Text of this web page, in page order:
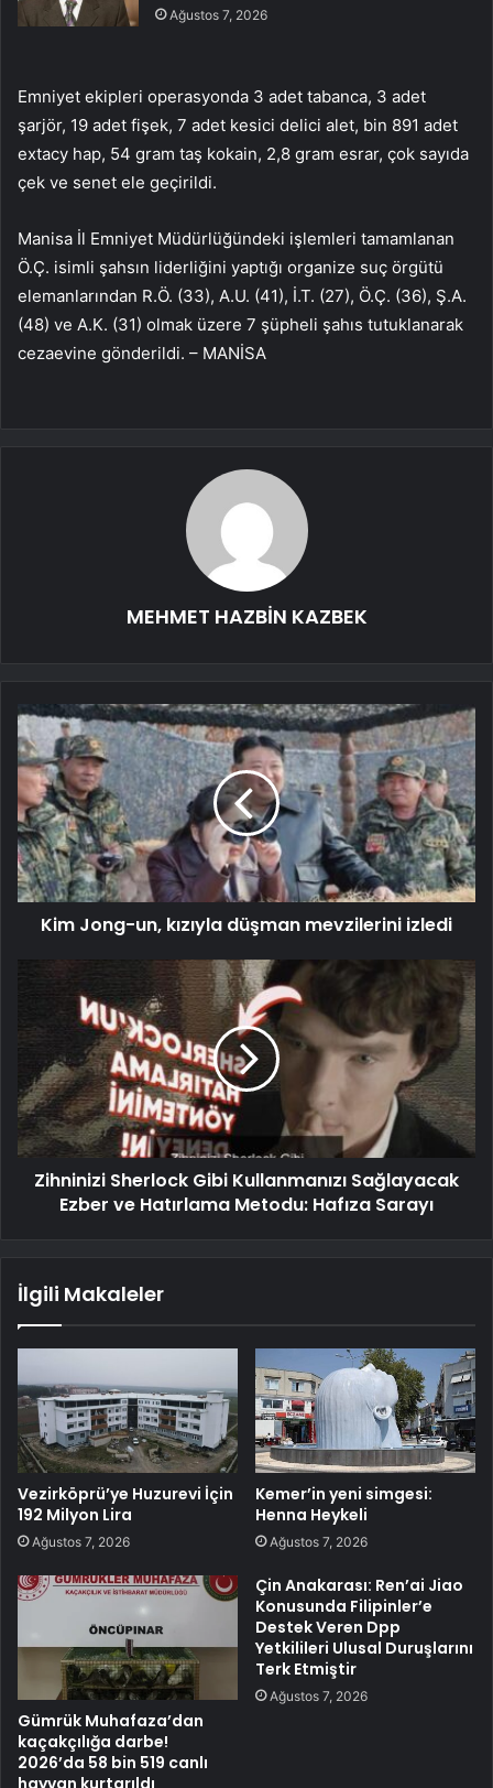
Ağustos 7, 2026
Emniyet ekipleri operasyonda 3 adet tabanca, 3 adet
şarjör, 19 adet fişek, 7 adet kesici delici alet, bin 891 adet
extacy hap, 54 gram taş kokain, 2,8 gram esrar, çok sayıda
çek ve senet ele geçirildi.
Manisa İl Emniyet Müdürlüğündeki işlemleri tamamlanan
Ö.Ç. isimli şahsın liderliğini yaptığı organize suç örgütü
elemanlarından R.Ö. (33), A.U. (41), İ.T. (27), Ö.Ç. (36), Ş.A.
(48) ve A.K. (31) olmak üzere 7 şüpheli şahıs tutuklanarak
cezaevine gönderildi. – MANİSA
MEHMET HAZBİN KAZBEK
Kim Jong-un, kızıyla düşman mevzilerini izledi
Zihninizi Sherlock Gibi Kullanmanızı Sağlayacak
Ezber ve Hatırlama Metodu: Hafıza Sarayı
İlgili Makaleler
Vezirköprü’ye Huzurevi İçin
192 Milyon Lira
Ağustos 7, 2026
Kemer’in yeni simgesi:
Henna Heykeli
Ağustos 7, 2026
Gümrük Muhafaza’dan
kaçakçılığa darbe!
2026’da 58 bin 519 canlı
hayvan kurtarıldı
Çin Anakarası: Ren’ai Jiao
Konusunda Filipinler’e
Destek Veren Dpp
Yetkilileri Ulusal Duruşlarını
Terk Etmiştir
Ağustos 7, 2026